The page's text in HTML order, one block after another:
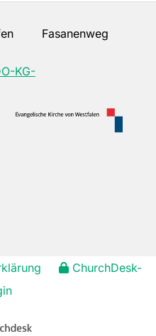
Fasanenweg
KG-
ChurchDesk-